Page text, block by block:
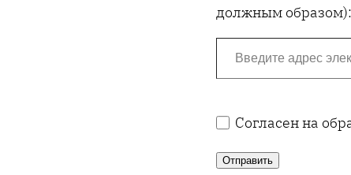
должным образом):
Введите адрес электронной почты…
Согласен на
Отправить